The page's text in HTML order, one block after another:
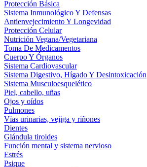
Protección Básica
Sistema Inmunológico Y Defensas
Antienvejecimiento Y Longevidad
Protección Celular
Nutrición Vegana/Vegetariana
Toma De Medicamentos
Cuerpo Y Órganos
Sistema Cardiovascular
Sistema Digestivo, Hígado Y Desintoxicación
Sistema Musculoesquelético
Piel, cabello, uñas
Ojos y oídos
Pulmones
Vías urinarias, vejiga y riñones
Dientes
Glándula tiroides
Función mental y sistema nervioso
Estrés
Psique